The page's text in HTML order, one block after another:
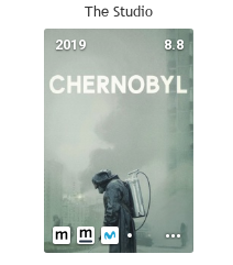
The Studio
8.8
2019